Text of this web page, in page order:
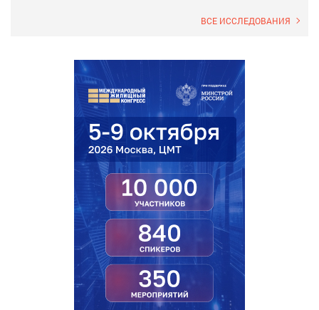
ВСЕ ИССЛЕДОВАНИЯ